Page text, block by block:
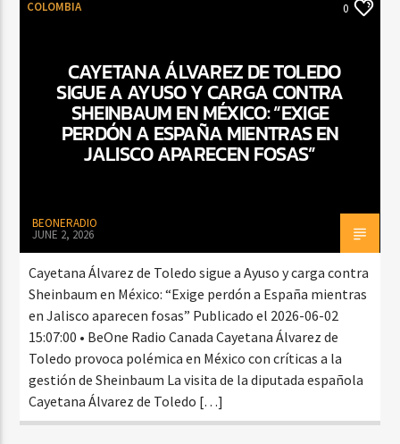
COLOMBIA 0
CAYETANA ÁLVAREZ DE TOLEDO
SIGUE A AYUSO Y CARGA CONTRA
SHEINBAUM EN MÉXICO: “EXIGE
PERDÓN A ESPAÑA MIENTRAS EN
JALISCO APARECEN FOSAS”
BEONERADIO
JUNE 2, 2026
Cayetana Álvarez de Toledo sigue a Ayuso y carga contra
Sheinbaum en México: “Exige perdón a España mientras
en Jalisco aparecen fosas” Publicado el 2026-06-02
15:07:00 • BeOne Radio Canada Cayetana Álvarez de
Toledo provoca polémica en México con críticas a la
gestión de Sheinbaum La visita de la diputada española
Cayetana Álvarez de Toledo […]